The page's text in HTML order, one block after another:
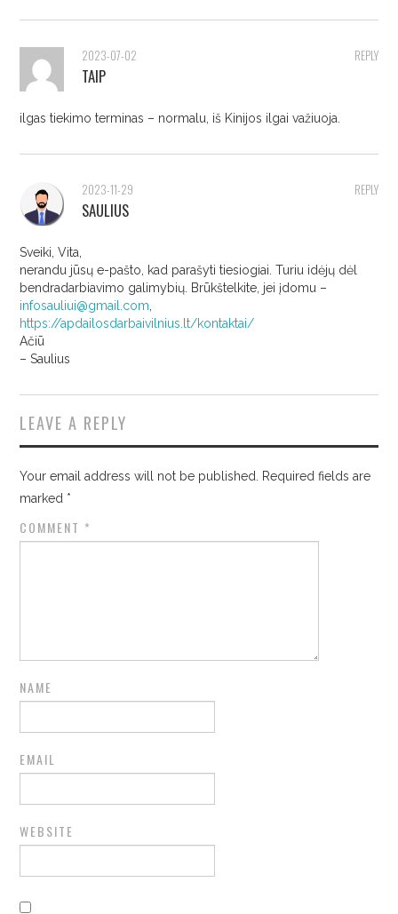
REPLY
2023-07-02
TAIP
ilgas tiekimo terminas – normalu, iš Kinijos ilgai važiuoja.
REPLY
2023-11-29
SAULIUS
Sveiki, Vita,
nerandu jūsų e-pašto, kad parašyti tiesiogiai. Turiu idėjų dėl
bendradarbiavimo galimybių. Brūkštelkite, jei įdomu –
infosauliui@gmail.com
https://apdailosdarbaivilnius.lt/kontaktai/
Ačiū
– Saulius
LEAVE A REPLY
Your email address will not be published. Required fields are
marked *
COMMENT *
NAME
EMAIL
WEBSITE